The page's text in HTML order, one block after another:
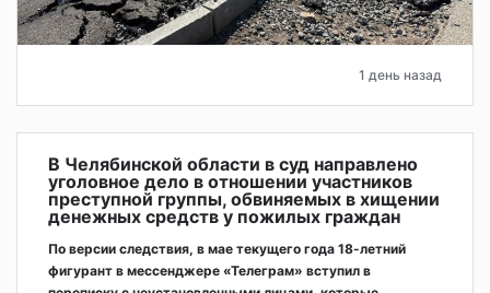
1 день назад
В Челябинской области в суд направлено
уголовное дело в отношении участников
преступной группы, обвиняемых в хищении
денежных средств у пожилых граждан
По версии следствия, в мае текущего года 18-летний
фигурант в мессенджере «Телеграм» вступил в